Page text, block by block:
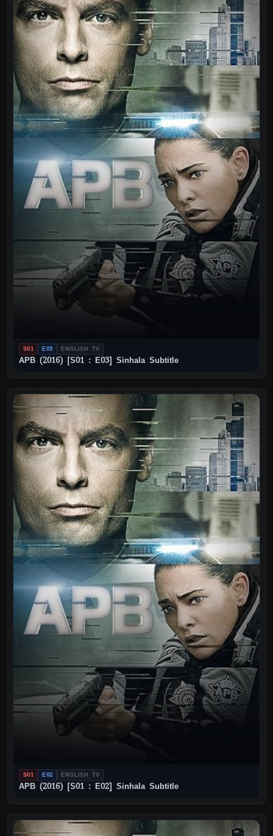
S01 E03 ENGLISH TV
APB (2016) [S01 : E03] Sinhala Subtitle
S01 E02 ENGLISH TV
APB (2016) [S01 : E02] Sinhala Subtitle